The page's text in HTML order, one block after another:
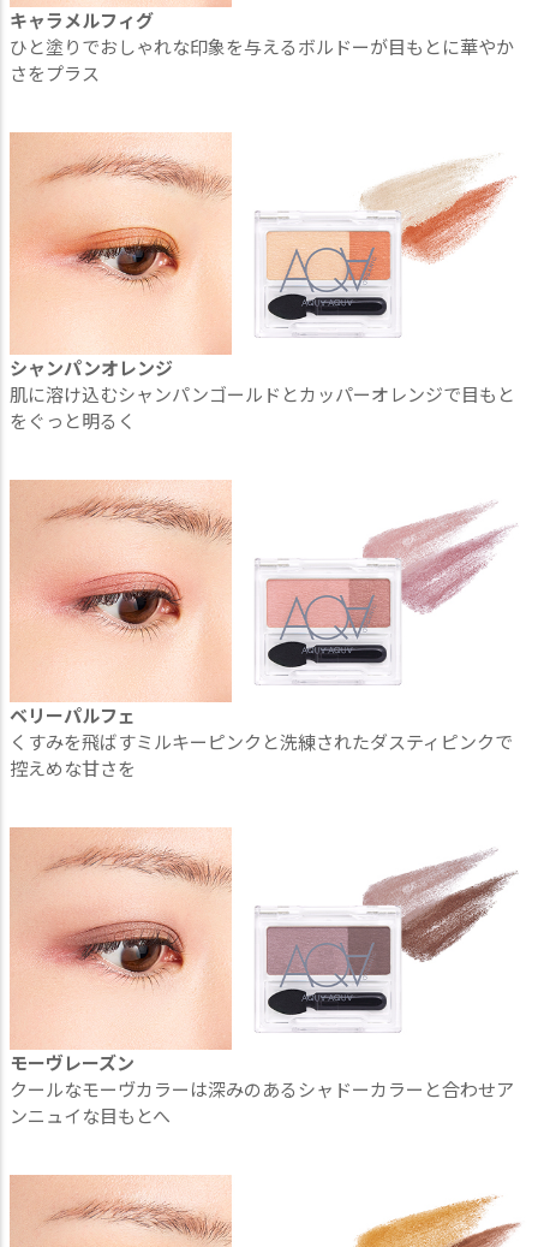
キャラメルフィグ
ひと塗りでおしゃれな印象を与えるボルドーが目もとに華やか
さをプラス
シャンパンオレンジ
肌に溶け込むシャンパンゴールドとカッパーオレンジで目もと
をぐっと明るく
ベリーパルフェ
くすみを飛ばすミルキーピンクと洗練されたダスティピンクで
控えめな甘さを
モーヴレーズン
クールなモーヴカラーは深みのあるシャドーカラーと合わせア
ンニュイな目もとへ